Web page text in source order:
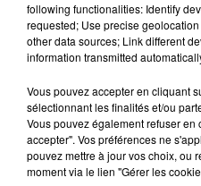
Cette année, le marché «
mettra l'accent sur les
following functionalities: Identify
requested; Use precise
other data sources; Link different
information transmitted
Vous pouvez accepter en cliquant
sélectionnant les finalités et/ou
Vous pouvez également refuser
accepter". Vos préférences ne
pouvez mettre à jour vos choix, ou
moment via le lien "Gérer les